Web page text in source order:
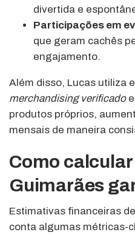
divertida e
Participações em
que geram cachês
engajamento.
Além disso, Lucas utiliza
merchandising verificadoe
produtos próprios,
mensais de maneira
Como
Guimarães
Estimativas financeiras
conta algumas métricas-